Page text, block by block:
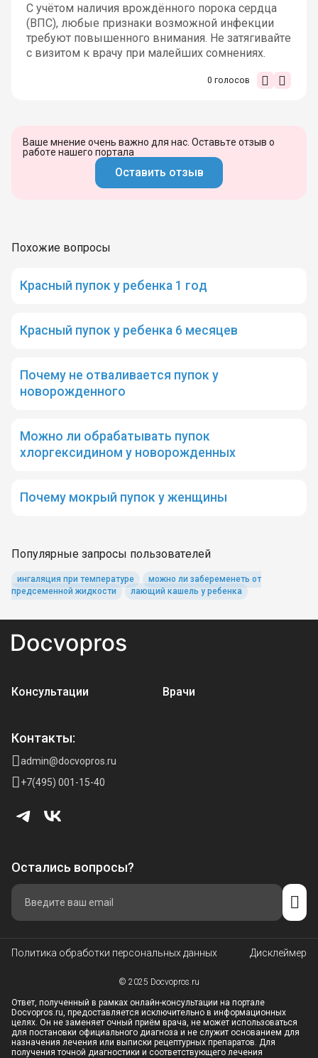
С учётом наличия врождённого порока сердца
(ВПС), любые признаки возможной инфекции
требуют повышенного внимания. Не затягивайте
с визитом к врачу при малейших сомнениях.
0 голосов
Ваше мнение очень важно для нас. Оставьте отзыв о
работе нашего портала
Оставить отзыв
Похожие вопросы
Красный пупок у ребенка 1 год
Красный пупок у ребенка 6 месяцев
Почему не отваливается пупок у
новорожденного
Можно ли обрабатывать пупок
хлоргексидином у новорожденных
Почему мокрый пупок у женщины
Популярные запросы пользователей
ингаляция при температуре
можно ли забеременеть от
предсеменной жидкости
лающий кашель у ребенка
Консультации Врачи
Контакты:
admin@docvopros.ru
+7(495) 001-15-40
Остались вопросы?
Политика обработки персональных данных Дисклеймер
© 2025 Docvopros.ru
Ответ, полученный в рамках онлайн-консультации на портале
Docvopros.ru, предоставляется исключительно в информационных
целях. Он не заменяет очный приём врача, не может использоваться
для постановки официального диагноза и не служит основанием для
назначения лечения или выписки рецептурных препаратов. Для
получения точной диагностики и соответствующего лечения